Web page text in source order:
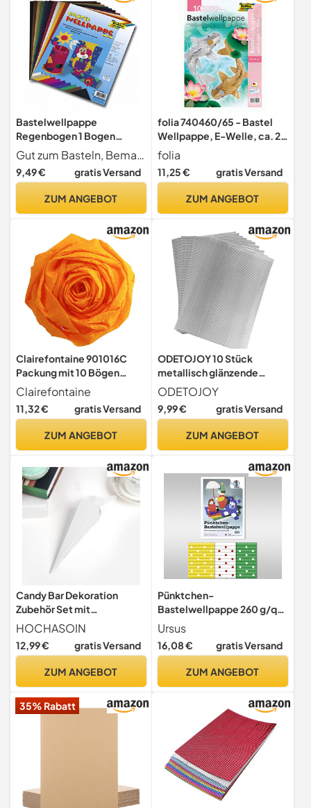
Bastelwellpappe
Regenbogen 1 Bogen
50x70 cm
Gut zum Basteln, Bemalen, Schneiden und Dekorieren geeignet
9,49 € gratis Versand
ZUM ANGEBOT
folia 740460/65 - Bastel
Wellpappe, E-Welle, ca. 25
x 35 cm, 10 Bogen sortiert
in gold und silber
folia
11,25 € gratis Versand
ZUM ANGEBOT
Clairefontaine 901016C
Packung mit 10 Bögen
Krepppapier, 2 x 0,5m,
ideal für Schulaktivitäten, 1
Pack, goldgelb
Clairefontaine
11,32 € gratis Versand
ZUM ANGEBOT
ODETOJOY 10 Stück
metallisch glänzende
Wellpappbögen, 21 x 30,1
cm (ähnliches A4-Format),
ideal für Handwerk, DIY-
(Silber)
ODETOJOY
9,99 € gratis Versand
ZUM ANGEBOT
Candy Bar Dekoration
Zubehör Set mit
Kraftpapier-Tüten -
Handgefertigte Schultüten
Rohling aus
Bastelschultüte mit
Tüllverschluss (Weiß)
HOCHASOIN
12,99 € gratis Versand
ZUM ANGEBOT
Pünktchen-
Bastelwellpappe 260 g/qm
50 x 70 cm - 10 Bogen
sortiert
Ursus
16,08 € gratis Versand
ZUM ANGEBOT
35% Rabatt